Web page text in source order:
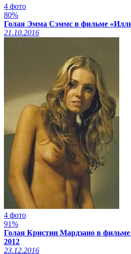
4 фото
80%
Голая Эмма Сэммс в фильме
21.10.2016
4 фото
91%
Голая Кристин Мардзано в фильме
2012
23.12.2016